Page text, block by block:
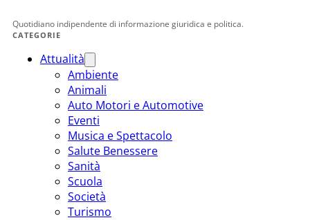
Quotidiano indipendente di informazione giuridica e politica.
CATEGORIE
Attualità
Ambiente
Animali
Auto Motori e Automotive
Eventi
Musica e Spettacolo
Salute Benessere
Sanità
Scuola
Società
Turismo